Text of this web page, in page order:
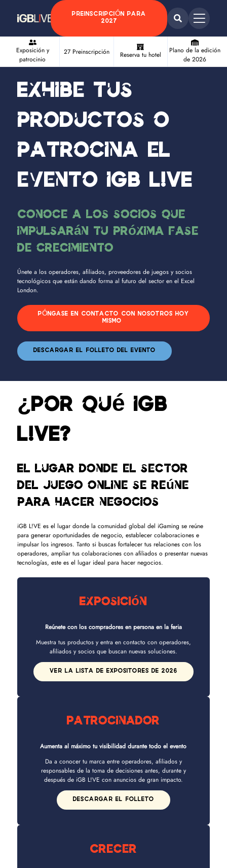
PREINSCRIPCIÓN PARA
2027
Exposición y
patrocinio
27 Preinscripción Reserva tu hotel
Plano de la edición
de 2026
Exhibe tus
productos o
patrocina el
evento iGB L!VE
Conoce a los socios que
impulsarán tu próxima fase
de crecimiento
Únete a los operadores, afiliados, proveedores de juegos y socios
tecnológicos que están dando forma al futuro del sector en el Excel
London.
PÓNGASE EN CONTACTO CON NOSOTROS HOY
MISMO
DESCARGAR EL FOLLETO DEL EVENTO
¿Por qué iGB
L!VE?
El lugar donde el sector
del juego online se reúne
para hacer negocios
iGB L!VE es el lugar donde la comunidad global del iGaming se reúne
para generar oportunidades de negocio, establecer colaboraciones e
impulsar los ingresos. Tanto si buscas fortalecer tus relaciones con los
operadores, ampliar tus colaboraciones con afiliados o presentar nuevas
tecnologías, este es el lugar ideal para hacer negocios.
Exposición
Reúnete con los compradores en persona en la feria
Muestra tus productos y entra en contacto con operadores,
afiliados y socios que buscan nuevas soluciones.
VER LA LISTA DE EXPOSITORES DE 2026
Patrocinador
Aumenta al máximo tu visibilidad durante todo el evento
Da a conocer tu marca entre operadores, afiliados y
responsables de la toma de decisiones antes, durante y
después de iGB L!VE con anuncios de gran impacto.
DESCARGAR EL FOLLETO
Crecer